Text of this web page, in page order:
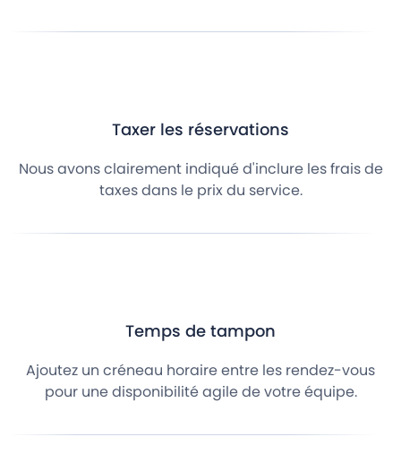
Taxer les réservations
Nous avons clairement indiqué d'inclure les frais de
taxes dans le prix du service.
Temps de tampon
Ajoutez un créneau horaire entre les rendez-vous
pour une disponibilité agile de votre équipe.